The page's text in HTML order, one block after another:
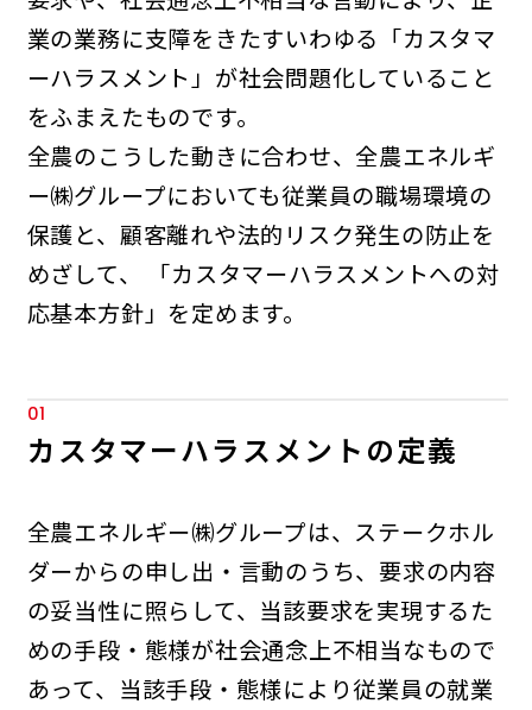
業の業務に支障をきたすいわゆる「カスタマ
ーハラスメント」が社会問題化していること
をふまえたものです。
全農のこうした動きに合わせ、全農エネルギ
ー㈱グループにおいても従業員の職場環境の
保護と、顧客離れや法的リスク発生の防止を
めざして、 「カスタマーハラスメントへの対
応基本方針」を定めます。
01
カスタマーハラスメントの定義
全農エネルギー㈱グループは、ステークホル
ダーからの申し出・言動のうち、要求の内容
の妥当性に照らして、当該要求を実現するた
めの手段・態様が社会通念上不相当なもので
あって、当該手段・態様により従業員の就業